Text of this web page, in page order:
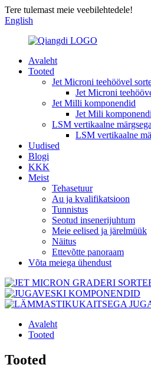
Tere tulemast meie veebilehtedele!
English
Avaleht
Tooted
Jet Microni teehöövel
Jet Microni
Jet Milli komponendid
Jet Mili
LSM vertikaalne
LSM vertikaalne
Uudised
Blogi
KKK
Meist
Tehasetuur
Au ja kvalifikatsioon
Tunnistus
Seotud insenerijuhtum
Meie eelised ja järelmüük
Näitus
Ettevõtte panoraam
Võta meiega ühendust
Avaleht
Tooted
Tooted